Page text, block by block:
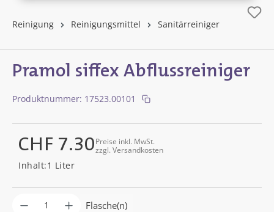
Reinigung Reinigungsmittel Sanitärreiniger
Pramol siffex Abflussreiniger
Regulärer Preis:
CHF 7.30Preise inkl. MwSt.
zzgl. Versandkosten
Inhalt:1 Liter
Produkt Anzahl: Gib den gewünschten
Flasche(n)
Produktnummer: 17523.00101